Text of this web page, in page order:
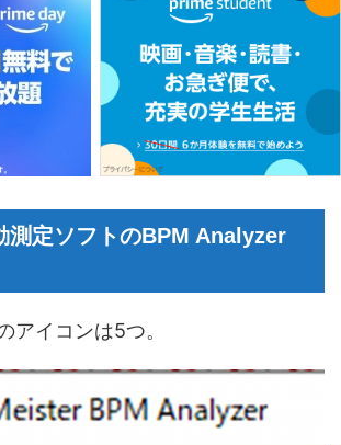
測定ソフトのBPM Analyzer
アイコンは5つ。